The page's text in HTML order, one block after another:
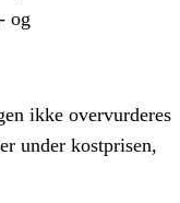
og
ikke overvurderes
under kostprisen,